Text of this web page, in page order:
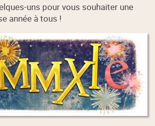
uns pour vous souhaiter une
année à tous !